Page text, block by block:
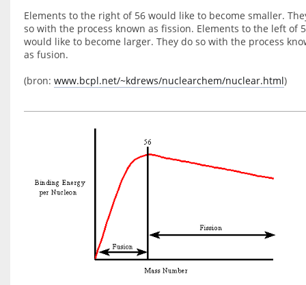
Elements to the right of 56 would like to become smaller.
so with the process known as fission. Elements to the left of
would like to become larger. They do so with the process
as fusion.
(bron: www.bcpl.net/~kdrews/nuclearchem/nuclear.html)